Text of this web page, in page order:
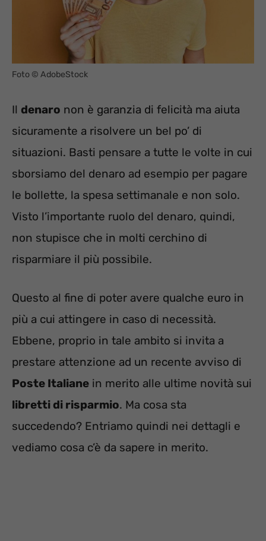
Foto © AdobeStock
Il denaro non è garanzia di felicità ma aiuta
sicuramente a risolvere un bel po’ di
situazioni. Basti pensare a tutte le volte in cui
sborsiamo del denaro ad esempio per pagare
le bollette, la spesa settimanale e non solo.
Visto l’importante ruolo del denaro, quindi,
non stupisce che in molti cerchino di
risparmiare il più possibile.
Questo al fine di poter avere qualche euro in
più a cui attingere in caso di necessità.
Ebbene, proprio in tale ambito si invita a
prestare attenzione ad un recente avviso di
Poste Italiane in merito alle ultime novità sui
libretti di risparmio. Ma cosa sta
succedendo? Entriamo quindi nei dettagli e
vediamo cosa c’è da sapere in merito.